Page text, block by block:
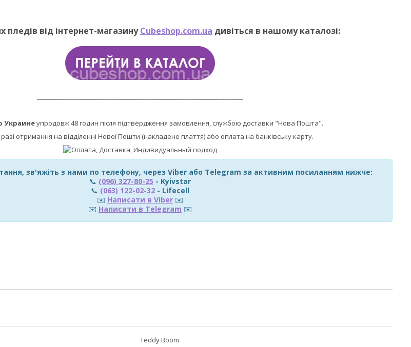
пледів від інтернет-магазинуCubeshop.com.ua дивіться в нашому каталозі:
Украинеупродовж 48 годин після підтвердження замовлення, службою доставки "Нова Пошта".
разі отримання на відділенні Нової Пошти (накладене плаття) або оплата на банківську карту.
зв'яжіть з нами по телефону, через Viber або Telegram за активним посиланням нижче:
📞 (096) 327-80-25 - Kyivstar
📞 (063) 122-02-32 - Lifecell
✉️ Написати в Viber ✉️
✉️ Написати в Telegram ✉️
Teddy Boom